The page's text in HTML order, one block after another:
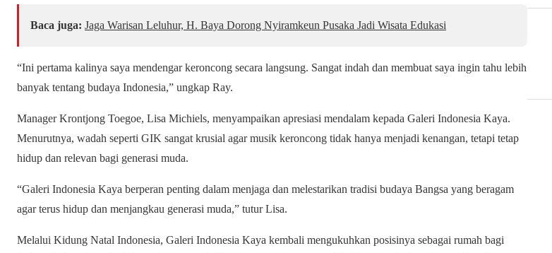
Baca juga: Jaga Warisan Leluhur, H. Baya Dorong Nyiramkeun Pusaka Jadi Wisata Edukasi
“Ini pertama kalinya saya mendengar keroncong secara langsung. Sangat indah dan membuat saya ingin tahu lebih
banyak tentang budaya Indonesia,” ungkap Ray.
Manager Krontjong Toegoe, Lisa Michiels, menyampaikan apresiasi mendalam kepada Galeri Indonesia Kaya.
Menurutnya, wadah seperti GIK sangat krusial agar musik keroncong tidak hanya menjadi kenangan, tetapi tetap
hidup dan relevan bagi generasi muda.
“Galeri Indonesia Kaya berperan penting dalam menjaga dan melestarikan tradisi budaya Bangsa yang beragam
agar terus hidup dan menjangkau generasi muda,” tutur Lisa.
Melalui Kidung Natal Indonesia, Galeri Indonesia Kaya kembali mengukuhkan posisinya sebagai rumah bagi